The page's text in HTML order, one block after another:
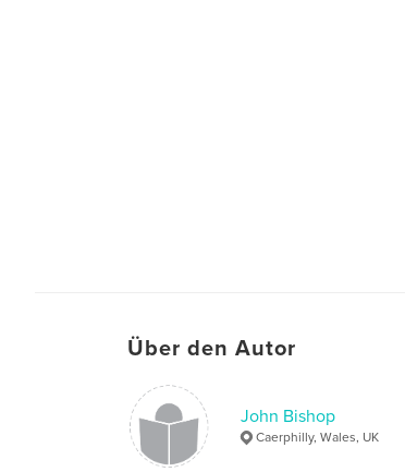
Über den Autor
John Bishop
Caerphilly, Wales, UK